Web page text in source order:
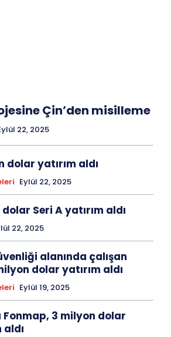
Çin’den misilleme
22, 2025
dolar yatırım aldı
Eylül 22, 2025
Seri A yatırım aldı
22, 2025
alanında çalışan
dolar yatırım aldı
Eylül 19, 2025
3 milyon dolar
aldı